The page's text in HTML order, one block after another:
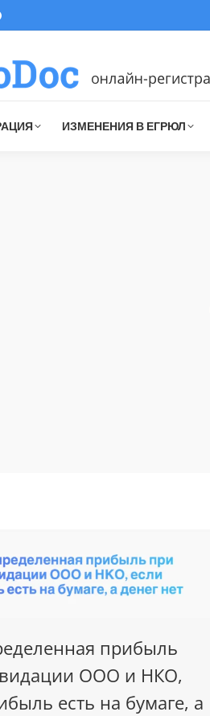
ИЗМЕНЕНИЯ В ЕГРЮЛ
прибыль
ООО и НКО,
есть на бумаге, а